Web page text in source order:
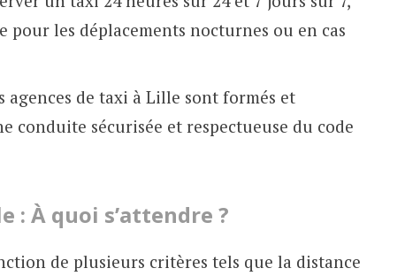
les déplacements nocturnes ou en cas
agences de taxi à Lille sont formés et
conduite sécurisée et respectueuse du code
: À quoi s’attendre ?
de plusieurs critères tels que la distance